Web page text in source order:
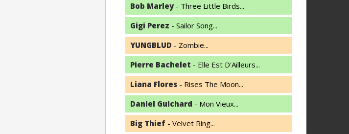
Bob Marley- Three Little Birds...
Gigi Perez - Sailor Song...
YUNGBLUD - Zombie...
Pierre Bachelet - Elle Est D'Ailleurs...
Liana Flores - Rises The Moon...
Daniel Guichard - Mon Vieux...
Big Thief - Velvet Ring...